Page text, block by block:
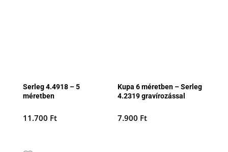
Serleg 4.4918 – 5
méretben
11.700 Ft
Kupa 6 méretben – Serleg
4.2319 gravírozással
7.900 Ft